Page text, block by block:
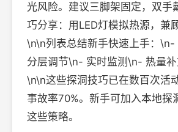
光风险。建议三脚架固定，双手
巧分享：用LED灯模拟热源，兼
\n\n列表总结新手快速上手：
分层调节\n- 实时监测\n- 热量
\n\n这些探洞技巧已在数百次活
事故率70%。新手可加入本地探
这些策略。